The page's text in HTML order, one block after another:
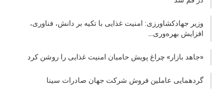
وزیر جهادکشاورزی: امنیت غذایی با تکیه بر دانش، فناوری،
افزایش بهره‌وری…
«جاهد بازار» چراغ پویش حامیان امنیت غذایی را روشن کرد
گردهمایی عاملین فروش شرکت جهان صادرات سینا